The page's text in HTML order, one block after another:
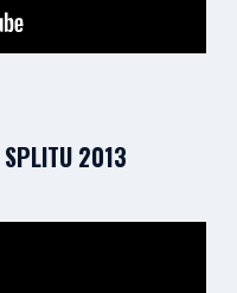
SPLITU 2013